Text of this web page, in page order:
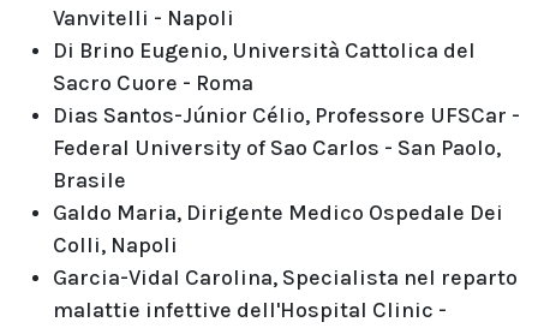
Vanvitelli - Napoli
Di Brino Eugenio, Università Cattolica del
Sacro Cuore - Roma
Dias Santos-Júnior Célio, Professore UFSCar -
Federal University of Sao Carlos - San Paolo,
Brasile
Galdo Maria, Dirigente Medico Ospedale Dei
Colli, Napoli
Garcia-Vidal Carolina, Specialista nel reparto
malattie infettive dell'Hospital Clinic -